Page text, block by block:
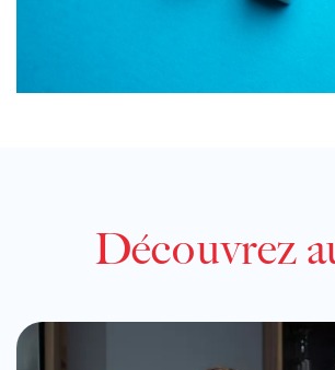
Découvrez